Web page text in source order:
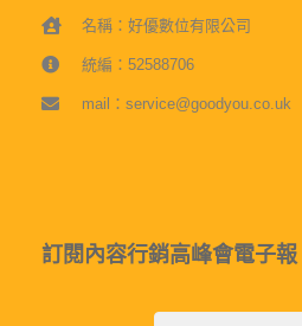
名稱：好優數位有限公司
統編：52588706
mail：service@goodyou.co.uk
訂閱內容行銷高峰會電子報